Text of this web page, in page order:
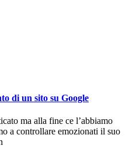
di un sito su Google
ma alla fine ce l’abbiamo
a controllare emozionati il suo